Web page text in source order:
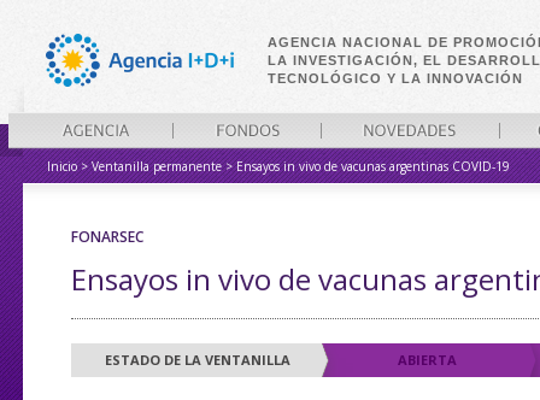
AGENCIA NACIONAL DE
LA INVESTIGACIÓN, EL
TECNOLÓGICO Y LA INNOVACIÓN
AGENCIA
Inicio>Ventanilla permanente>Ensayos in vivo de vacunas argentinas COVID-19
FONARSEC
Ensayos in vivo de vacunas
ESTADO DE LA VENTANILLA ABIERTA